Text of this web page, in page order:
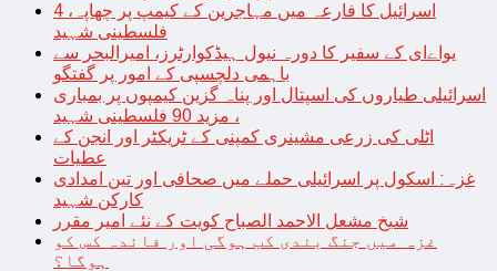
اسرائیل کا فارعہ میں مہاجرین کے کیمپ پر چھاپہ، 4
فلسطینی شہید
یواےای کے سفیر کا دورہ نیول ہیڈکوارٹرز، امیرالبحر سے
باہمی دلچسپی کے امور پر گفتگو
اسرائیلی طیاروں کی اسپتال اور پناہ گزین کیمپوں پر بمباری
، مزید 90 فلسطینی شہید
اٹلی کی زرعی مشینری کمپنی کے ٹریکٹر اور انجن کے
عطیات
غزہ: اسکول پر اسرائیلی حملے میں صحافی اور تین امدادی
کارکن شہید
شیخ مشعل الاحمد الصباح کویت کے نئے امیر مقرر
غزہ میں جنگ بندی کب ہوگی اور فائدہ کس کو
ہوگا؟